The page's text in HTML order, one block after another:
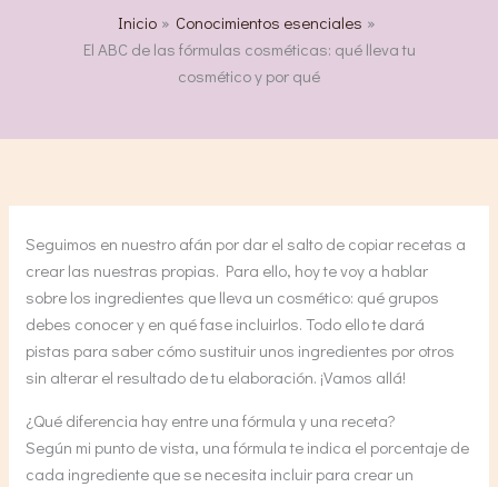
Inicio
Conocimientos esenciales
El ABC de las fórmulas cosméticas: qué lleva tu
cosmético y por qué
Seguimos en nuestro afán por dar el salto de copiar recetas a
crear las nuestras propias. Para ello, hoy te voy a hablar
sobre los ingredientes que lleva un cosmético: qué grupos
debes conocer y en qué fase incluirlos. Todo ello te dará
pistas para saber cómo sustituir unos ingredientes por otros
sin alterar el resultado de tu elaboración. ¡Vamos allá!
¿Qué diferencia hay entre una fórmula y una receta?
Según mi punto de vista, una fórmula te indica el porcentaje de
cada ingrediente que se necesita incluir para crear un